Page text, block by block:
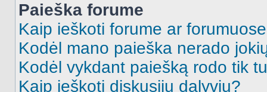
Paieška forume
Kaip ieškoti forume ar
Kodėl mano paieška nerado
Kodėl vykdant paiešką rodo tik
Kaip ieškoti diskusijų dalyvių?